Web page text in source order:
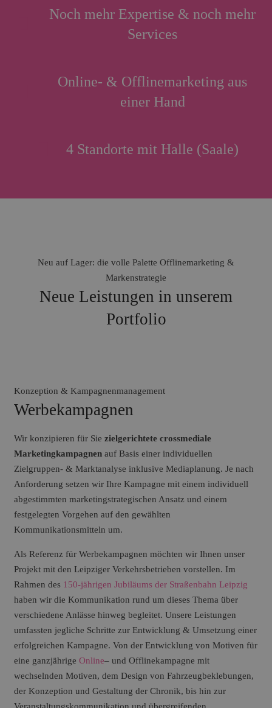
Noch mehr Expertise & noch mehr
Services
Online- & Offlinemarketing aus
einer Hand
4 Standorte mit Halle (Saale)
Neu auf Lager: die volle Palette Offlinemarketing &
Markenstrategie
Neue Leistungen in unserem
Portfolio
Konzeption & Kampagnenmanagement
Werbekampagnen
Wir konzipieren für Sie zielgerichtete crossmediale
Marketingkampagnenauf Basis einer individuellen
Zielgruppen- & Marktanalyse inklusive Mediaplanung. Je nach
Anforderung setzen wir Ihre Kampagne mit einem individuell
abgestimmten marketingstrategischen Ansatz und einem
festgelegten Vorgehen auf den gewählten
Kommunikationsmitteln um.
Als Referenz für Werbekampagnen möchten wir Ihnen unser
Projekt mit den Leipziger Verkehrsbetrieben vorstellen. Im
Rahmen des 150-jährigen Jubiläums der Straßenbahn Leipzig
haben wir die Kommunikation rund um dieses Thema über
verschiedene Anlässe hinweg begleitet. Unsere Leistungen
umfassten jegliche Schritte zur Entwicklung & Umsetzung einer
erfolgreichen Kampagne. Von der Entwicklung von Motiven für
eine ganzjährige Online– und Offlinekampagne mit
wechselnden Motiven, dem Design von Fahrzeugbeklebungen,
der Konzeption und Gestaltung der Chronik, bis hin zur
Veranstaltungskommunikation und übergreifenden